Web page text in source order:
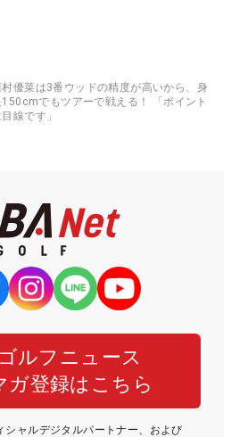
村優菜は3番ウッドの精度が高いから、身
150cmでもツアーで戦える！ 「ポイント
線です」
ルフニュース
ガ登録はこちら
シャルデジタルパートナー、および